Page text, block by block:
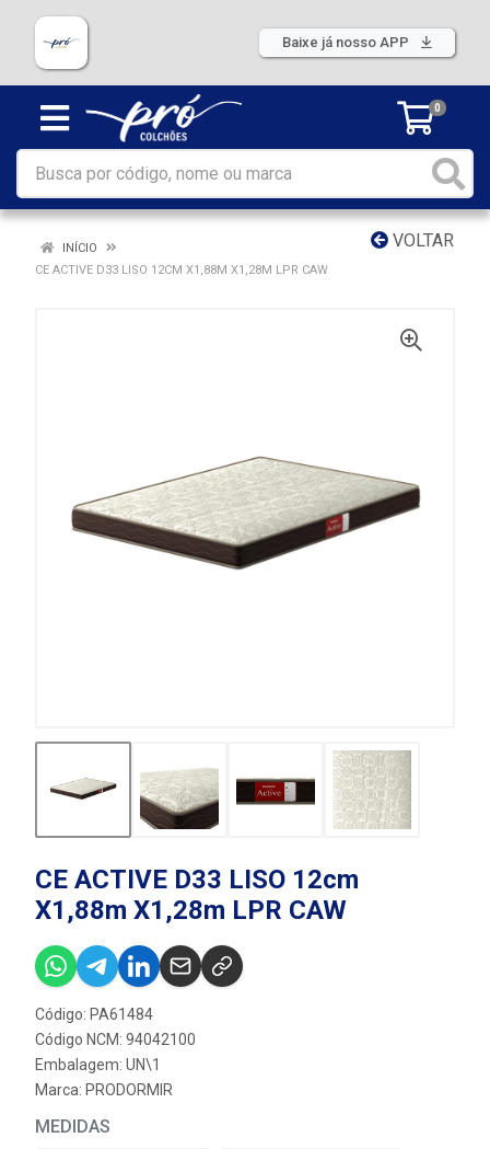
Baixe já nosso APP
0
VOLTAR
INÍCIO
CE ACTIVE D33 LISO 12CM X1,88M X1,28M LPR CAW
CE ACTIVE D33 LISO 12cm
X1,88m X1,28m LPR CAW
Código: PA61484
Código NCM: 94042100
Embalagem: UN\1
Marca: PRODORMIR
MEDIDAS